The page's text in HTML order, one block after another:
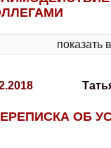
показать
ОБ